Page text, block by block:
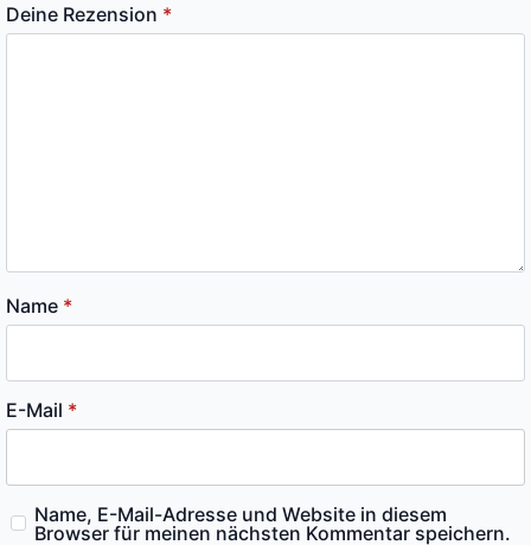
Deine Rezension *
Name *
E-Mail *
Name, E-Mail-Adresse und Website in diesem
Browser für meinen nächsten Kommentar speichern.